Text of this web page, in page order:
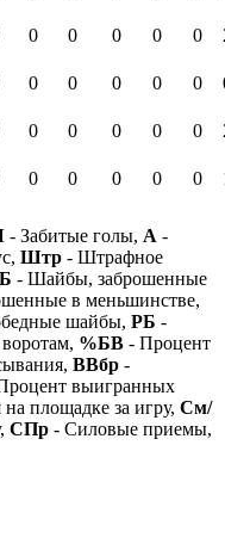
0 0 0 0 0
0 0 0 0 0
0 0 0 0 0
0 0 0 0 0
- Забитые голы, А -
Штр - Штрафное
- Шайбы, заброшенные
в меньшинстве,
шайбы, РБ -
%БВ - Процент
ВВбр -
выигранных
площадке за игру, См/
СПр - Силовые приемы,